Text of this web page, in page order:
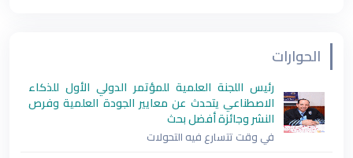
الحوارات
رئيس اللجنة العلمية للمؤتمر الدولي الأول للذكاء
الاصطناعي يتحدث عن معايير الجودة العلمية وفرص
النشر وجائزة أفضل بحث
في وقت تتسارع فيه التحولات